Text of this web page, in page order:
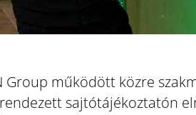
Group működött közre
sajtótájékoztatón